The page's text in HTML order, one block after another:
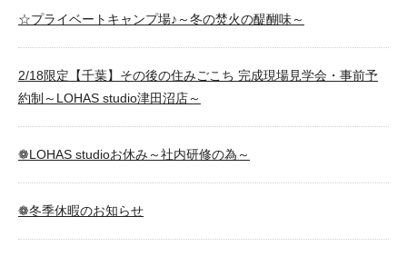
☆プライベートキャンプ場♪～冬の焚火の醍醐味～
2/18限定【千葉】その後の住みごこち 完成現場見学会・事前予
約制～LOHAS studio津田沼店～
❁LOHAS studioお休み～社内研修の為～
❁冬季休暇のお知らせ